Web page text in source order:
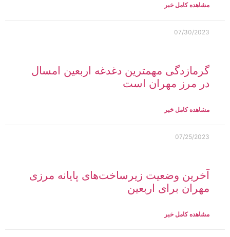
مشاهده کامل خبر
07/30/2023
گرمازدگی مهمترین دغدغه اربعین امسال
در مرز مهران است
مشاهده کامل خبر
07/25/2023
آخرین وضعیت زیرساخت‌های پایانه مرزی
مهران برای اربعین
مشاهده کامل خبر